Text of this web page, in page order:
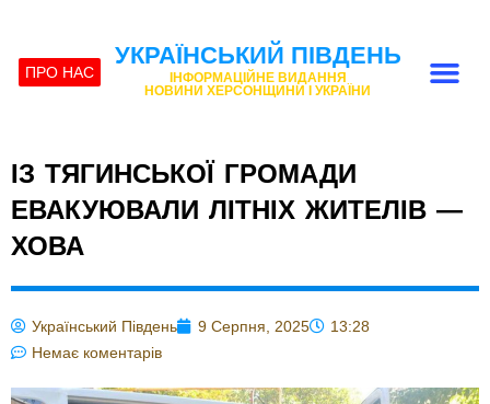
ПРО НАС
УКРАЇНСЬКИЙ ПІВДЕНЬ
ІНФОРМАЦІЙНЕ ВИДАННЯ
НОВИНИ ХЕРСОНЩИНИ І УКРАЇНИ
ІЗ ТЯГИНСЬКОЇ ГРОМАДИ
ЕВАКУЮВАЛИ ЛІТНІХ ЖИТЕЛІВ —
ХОВА
Український Південь 9 Серпня, 2025
13:28
Немає коментарів